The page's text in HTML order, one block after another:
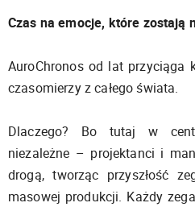
Czas na emocje, które zostają
AuroChronos od lat przyciąga
czasomierzy z całego świata.
Dlaczego? Bo tutaj w
niezależne – projektanci i
drogą, tworząc przyszłość
masowej produkcji. Każdy